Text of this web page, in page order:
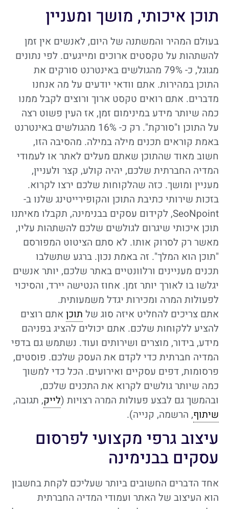
תוכן איכותי, מושך ומעניין
בעולם המהיר והמשתנה של היום, לאנשים אין זמן
להשתהות על טקסטים ארוכים ומייגעים. לפי נתונים
מגוגל, כ- 79% מהגולשים באינטרנט סורקים את
התוכן במהירות. אתם וודאי יודעים על מה אנחנו
מדברים. אתם רואים טקסט ארוך ורוצים לקבל ממנו
כמה שיותר מידע במינימום זמן, אז העין פשוט רצה
על התוכן ו"סורקת". רק כ- 16% מהגולשים באינטרנט
באמת קוראים תכנים מילה במילה. מהסיבה הזו,
חשוב מאוד שהתוכן שאתם מעלים לאתר או לעמודי
המדיה החברתית שלכם, יהיה קולע, קצר ולעניין,
מעניין ומושך. כזה שהלקוחות שלכם ירצו לקרוא.
בזכות שירותי כתיבת התוכן והקופירייטינג שלנו ב-
SeoNpoint, לקידום עסקים בבנימינה, תקבלו מאיתנו
תוכן איכותי שיגרום לגולשים שלכם להשתהות עליו,
מאשר רק לסרוק אותו. לא סתם הציטוט המפורסם
"תוכן הוא המלך". זה באמת נכון. ברגע שתשלבו
תכנים מעניינים ורלוונטיים באתר שלכם, יותר אנשים
יגלשו בו לאורך יותר זמן. אחוז הנטישה יירד, והסיכוי
לפעולות המרה ומכירות יגדל משמעותית.
אתם צריכים להחליט איזה סוג של תוכן אתם רוצים
להציע ללקוחות שלכם. אתם יכולים להציג בפניהם
מידע, בידור, מוצרים ושירותים ועוד. נשתמש גם בדפי
המדיה חברתית כדי לקדם את העסק שלכם. פוסטים,
פרסומות, דפים עסקיים ואירועים. הכל כדי למשוך
כמה שיותר גולשים לקרוא את התכנים שלכם,
ובהמשך גם לבצע פעולות המרה רצויות (לייק, תגובה,
שיתוף, הרשמה, קנייה).
עיצוב גרפי מקצועי לפרסום
עסקים בבנימינה
אחד הדברים החשובים ביותר שעליכם לקחת בחשבון
הוא העיצוב של האתר ועמודי המדיה החברתית